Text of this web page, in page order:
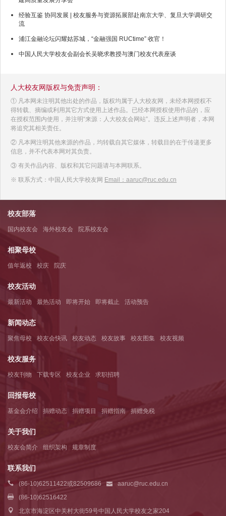
经验互鉴 协同发展 | 校友服务与资源拓展部赴南京大学、复旦大学调研交
流
浦江金融论坛闪耀姑苏城，“金融强国 RUCtime” 收官！
中国人民大学校友会副会长吴晓求教授与澳门校友代表座谈
人大校友网版权与免责声明：
① 凡本网未注明其他出处的作品，版权均属于人大校友网，未经本网授权不
得转载、摘编或利用其它方式使用上述作品。已经本网授权使用作品的，应
在授权范围内使用，并注明“来源：人大校友会网站”。违反上述声明者，本网
将追究其相关责任。
② 凡本网注明其他来源的作品，均转载自其它媒体，转载目的在于传递更多
信息，并不代表本网对其负责。
③ 有关作品内容、版权和其它问题请与本网联系。
※ 联系方式：中国人民大学校友网 Email：aaruc@ruc.edu.cn
校友部落
国内校友会 海外校友会 院系校友会
相聚母校
值年返校 校庆 院庆
校友活动
最新活动 最热活动 即将开始 即将截止 活动预告
新闻动态
聚焦母校 校友会快讯 校友动态 校友故事 校友图集 校友视频
校友服务
校友刊物 下载专区 校友企业 求职招聘
回报母校
基金会介绍 捐赠动态 捐赠项目 捐赠指南 捐赠免税
关于我们
校友会简介 组织架构 规章制度
联系我们
(86-10)62511422或82509686
aaruc@ruc.edu.cn
(86-10)62516422
北京市海淀区中关村大街59号中国人民大学校友之家204